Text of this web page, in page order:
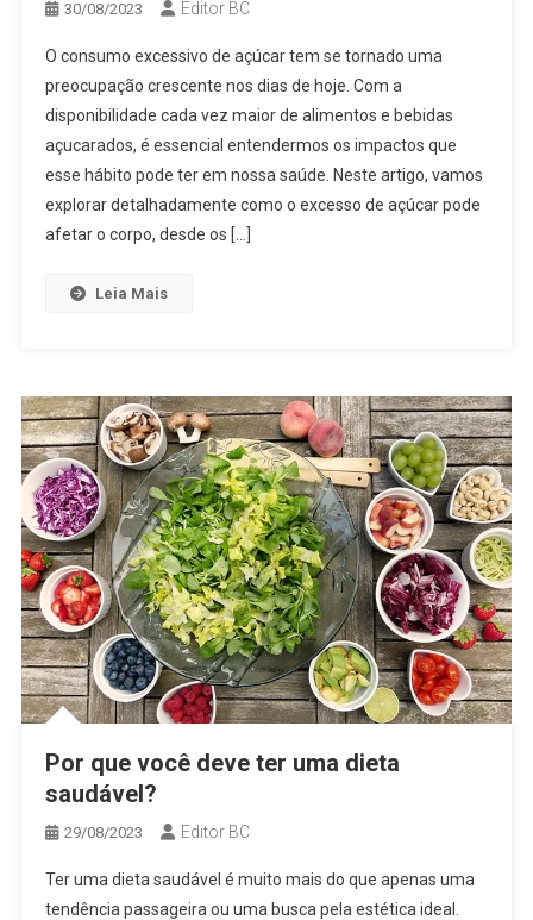
30/08/2023 Editor BC
O consumo excessivo de açúcar tem se tornado uma
preocupação crescente nos dias de hoje. Com a
disponibilidade cada vez maior de alimentos e bebidas
açucarados, é essencial entendermos os impactos que
esse hábito pode ter em nossa saúde. Neste artigo, vamos
explorar detalhadamente como o excesso de açúcar pode
afetar o corpo, desde os […]
Leia Mais
Por que você deve ter uma dieta
saudável?
29/08/2023 Editor BC
Ter uma dieta saudável é muito mais do que apenas uma
tendência passageira ou uma busca pela estética ideal.